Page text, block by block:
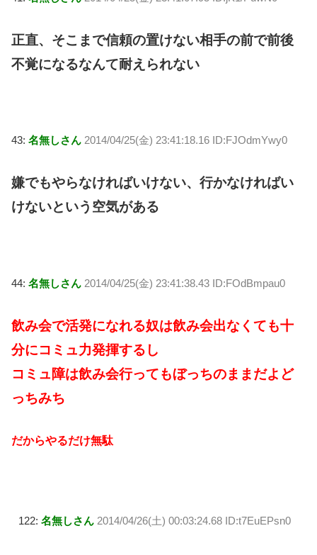
正直、そこまで信頼の置けない相手の前で前後
不覚になるなんて耐えられない
43: 名無しさん 2014/04/25(金) 23:41:18.16 ID:FJOdmYwy0
嫌でもやらなければいけない、行かなければい
けないという空気がある
44: 名無しさん 2014/04/25(金) 23:41:38.43 ID:FOdBmpau0
飲み会で活発になれる奴は飲み会出なくても十
分にコミュ力発揮するし
コミュ障は飲み会行ってもぼっちのままだよど
っちみち
だからやるだけ無駄
122: 名無しさん 2014/04/26(土) 00:03:24.68 ID:t7EuEPsn0